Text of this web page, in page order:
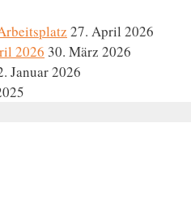
27. April 2026
2026 30. März 2026
Januar 2026